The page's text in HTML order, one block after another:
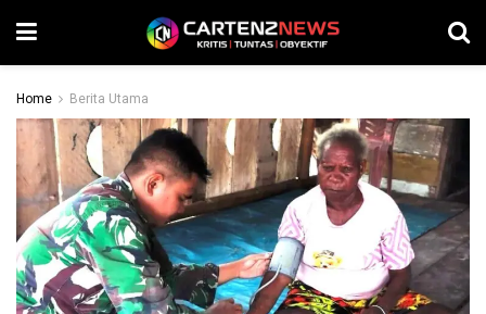
Home Berita Utama